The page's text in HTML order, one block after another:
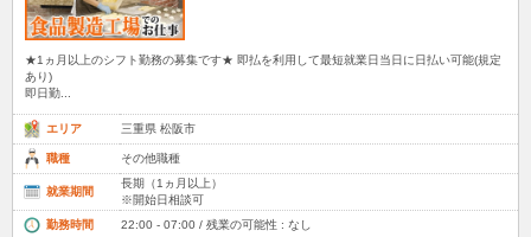
★1ヵ月以上のシフト勤務の募集です★ 即払を利用して最短就業日当日に日払い可能(規定
あり)
即日勤...
エリア 三重県 松阪市
職種 その他職種
就業期間
長期（1ヵ月以上）
※開始日相談可
勤務時間
22:00 - 07:00 / 残業の可能性 : なし